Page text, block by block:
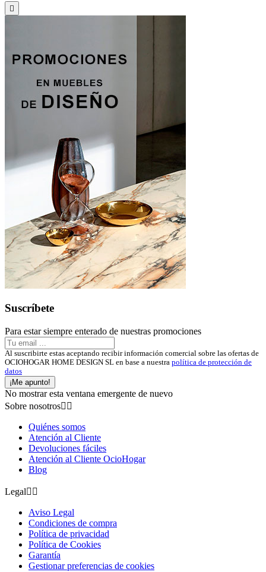

Suscríbete
Para estar siempre enterado de nuestras promociones
Al suscribirte estas aceptando recibir información comercial sobre las ofertas de
OCIOHOGAR HOME DESIGN SL en base a nuestra política de protección de
datos
¡Me apunto!
No mostrar esta ventana emergente de nuevo
Sobre nosotros 
Quiénes somos
Atención al Cliente
Devoluciones fáciles
Atención al Cliente OcioHogar
Blog
Legal 
Aviso Legal
Condiciones de compra
Política de privacidad
Política de Cookies
Garantía
Gestionar preferencias de cookies